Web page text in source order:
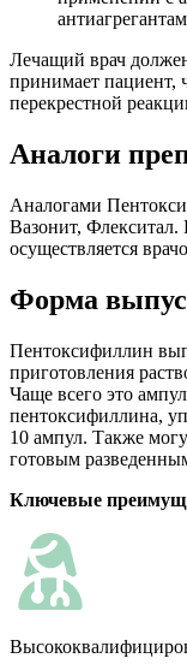
Лечащий врач
принимает пациент,
перекрестной
Аналоги
Аналогами
Вазонит, Флекситал.
осуществляется
Форма
Пентоксифиллин
приготовления
Чаще всего это
пентоксифиллина,
10 ампул. Также
готовым
Ключевые